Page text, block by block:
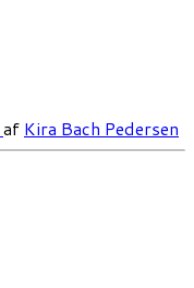
af Kira Bach Pedersen